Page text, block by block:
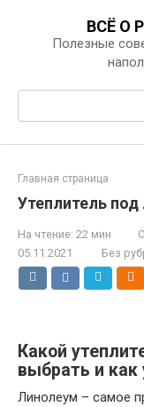
ВСЁ О
Полезные
Поиск:
Главная страница
Утеплитель
На чтение: 22 мин
05.11.2021
Без
Какой
выбрать и
Линолеум – самое